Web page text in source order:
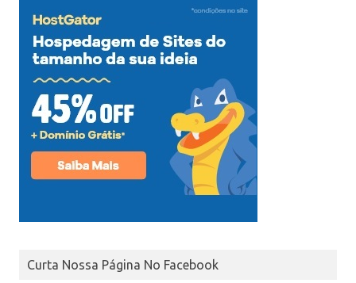
Curta Nossa Página No Facebook